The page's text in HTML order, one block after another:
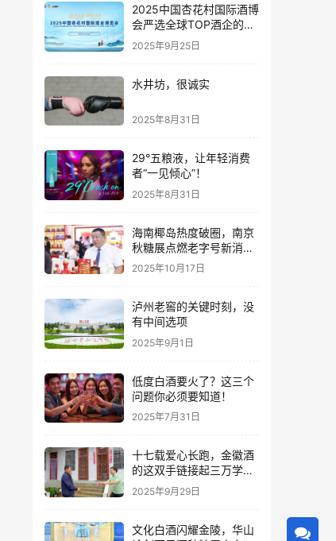
2025中国杏花村国际酒博
会严选全球TOP酒企的底
气何在？
2025年9月25日
水井坊，很诚实
2025年8月31日
29°五粮液，让年轻消费
者“一见倾心”！
2025年8月31日
海南椰岛热度破圈，南京
秋糖展点燃老字号新消费
热潮
2025年10月17日
泸州老窖的关键时刻，没
有中间选项
2025年9月1日
低度白酒要火了？这三个
问题你必须要知道！
2025年7月31日
十七载爱心长跑，金徽酒
的这双手链接起三万学子
的人生路
2025年9月29日
文化白酒闪耀金陵，华山